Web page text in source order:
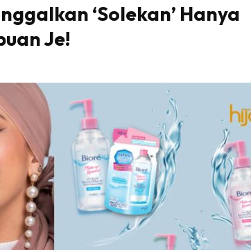
Tampil #1 on top dengan fashion
‘Solekan’ Hanya
Je!